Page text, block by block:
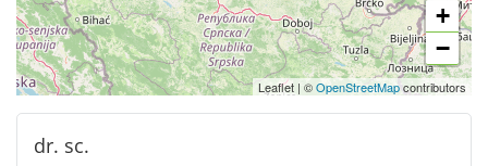
dr. sc.
+
−
Leaflet | ©OpenStreetMapcontributors